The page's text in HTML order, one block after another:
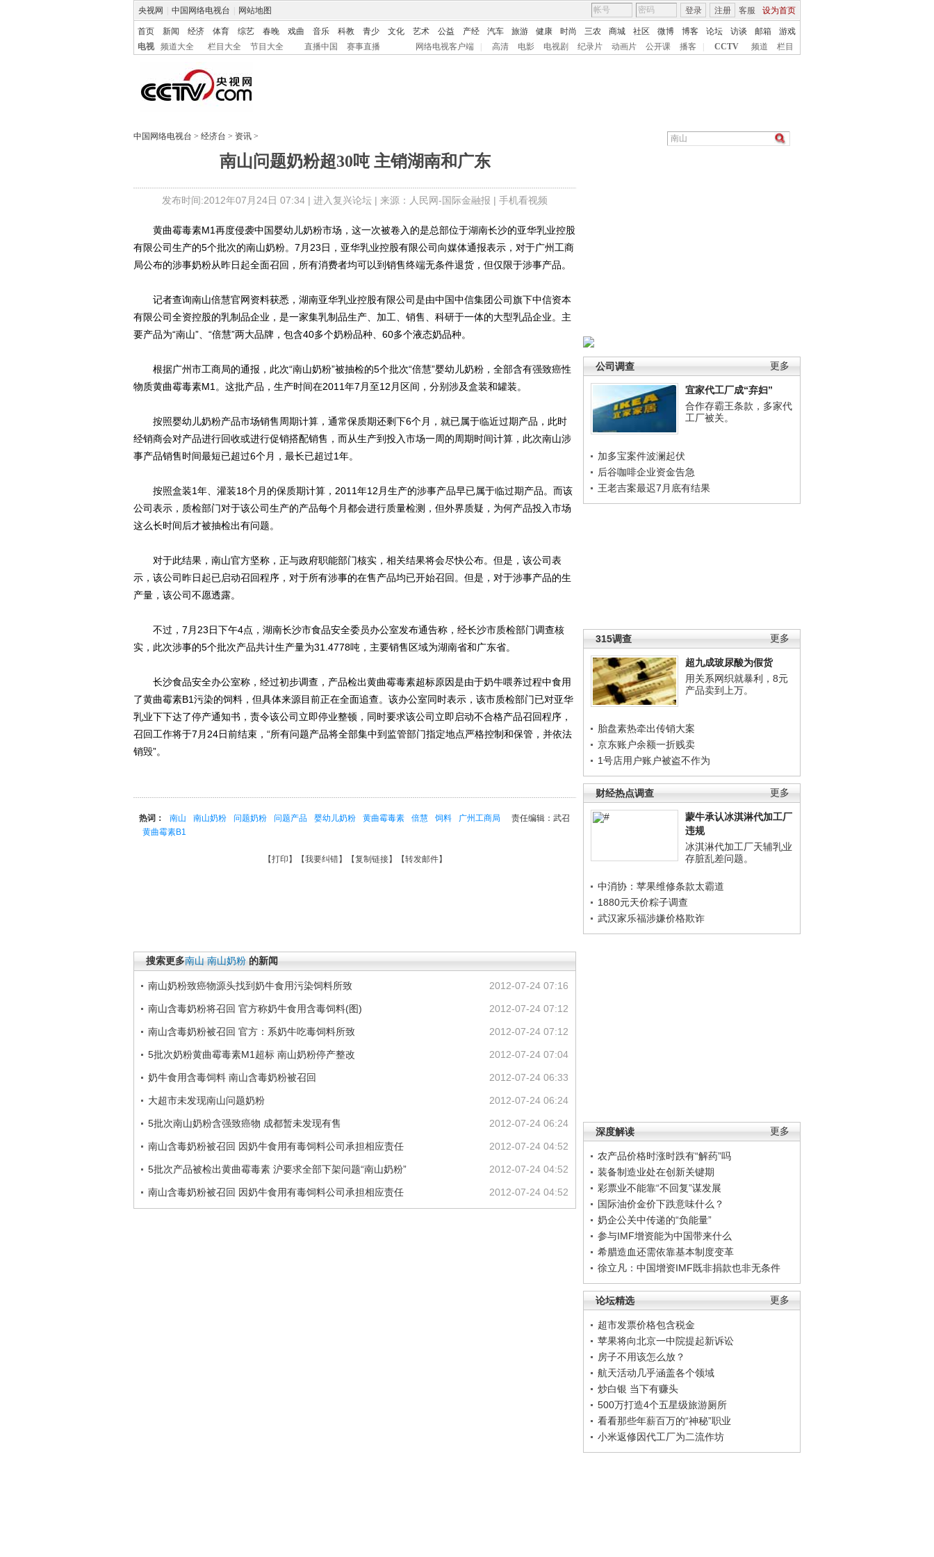
央视网 中国网络电视台 网站地图 客服 设为首页
登录 注册
首页 新闻 经济 体育 综艺 春晚 戏曲 音乐 科教 青少 文化 艺术 公益 产经 汽车 旅游 健康 时尚 三农 商城 社区 微博 博客 论坛 访谈 邮箱
游戏
电视
频道大全 栏目大全 节目大全 直播中国 赛事直播 网络电视客户端 高清 电影 电视剧 纪录片 动画片 公开课 播客 CCTV 频道 栏目
中国网络电视台 > 经济台 > 资讯 >
南山问题奶粉超30吨 主销湖南和广东
发布时间:2012年07月24日 07:34 | 进入复兴论坛 | 来源：人民网-国际金融报 | 手机看视频
更多
公司调查
宜家代工厂成“弃妇”
合作存霸王条款，多家代
工厂被关。
加多宝案件波澜起伏
后谷咖啡企业资金告急
王老吉案最迟7月底有结果
更多
315调查
超九成玻尿酸为假货
用关系网织就暴利，8元
产品卖到上万。
胎盘素热牵出传销大案
京东账户余额一折贱卖
1号店用户账户被盗不作为
更多
财经热点调查
蒙牛承认冰淇淋代加工厂
违规
冰淇淋代加工厂天辅乳业
存脏乱差问题。
中消协：苹果维修条款太霸道
1880元天价粽子调查
武汉家乐福涉嫌价格欺诈
更多
深度解读
农产品价格时涨时跌有“解药”吗
装备制造业处在创新关键期
彩票业不能靠“不回复”谋发展
国际油价金价下跌意味什么？
奶企公关中传递的“负能量”
参与IMF增资能为中国带来什么
希腊造血还需依靠基本制度变革
徐立凡：中国增资IMF既非捐款也非无条件
更多
论坛精选
超市发票价格包含税金
苹果将向北京一中院提起新诉讼
房子不用该怎么放？
航天活动几乎涵盖各个领域
炒白银 当下有赚头
500万打造4个五星级旅游厕所
看看那些年薪百万的“神秘”职业
小米返修因代工厂为二流作坊
黄曲霉毒素M1再度侵袭中国婴幼儿奶粉市场，这一次被卷入的是总部位于湖南长沙的亚华乳业控股
有限公司生产的5个批次的南山奶粉。7月23日，亚华乳业控股有限公司向媒体通报表示，对于广州工商
局公布的涉事奶粉从昨日起全面召回，所有消费者均可以到销售终端无条件退货，但仅限于涉事产品。
记者查询南山倍慧官网资料获悉，湖南亚华乳业控股有限公司是由中国中信集团公司旗下中信资本
有限公司全资控股的乳制品企业，是一家集乳制品生产、加工、销售、科研于一体的大型乳品企业。主
要产品为“南山”、“倍慧”两大品牌，包含40多个奶粉品种、60多个液态奶品种。
根据广州市工商局的通报，此次“南山奶粉”被抽检的5个批次“倍慧”婴幼儿奶粉，全部含有强致癌性
物质黄曲霉毒素M1。这批产品，生产时间在2011年7月至12月区间，分别涉及盒装和罐装。
按照婴幼儿奶粉产品市场销售周期计算，通常保质期还剩下6个月，就已属于临近过期产品，此时
经销商会对产品进行回收或进行促销搭配销售，而从生产到投入市场一周的周期时间计算，此次南山涉
事产品销售时间最短已超过6个月，最长已超过1年。
按照盒装1年、灌装18个月的保质期计算，2011年12月生产的涉事产品早已属于临过期产品。而该
公司表示，质检部门对于该公司生产的产品每个月都会进行质量检测，但外界质疑，为何产品投入市场
这么长时间后才被抽检出有问题。
对于此结果，南山官方坚称，正与政府职能部门核实，相关结果将会尽快公布。但是，该公司表
示，该公司昨日起已启动召回程序，对于所有涉事的在售产品均已开始召回。但是，对于涉事产品的生
产量，该公司不愿透露。
不过，7月23日下午4点，湖南长沙市食品安全委员办公室发布通告称，经长沙市质检部门调查核
实，此次涉事的5个批次产品共计生产量为31.4778吨，主要销售区域为湖南省和广东省。
长沙食品安全办公室称，经过初步调查，产品检出黄曲霉毒素超标原因是由于奶牛喂养过程中食用
了黄曲霉素B1污染的饲料，但具体来源目前正在全面追查。该办公室同时表示，该市质检部门已对亚华
乳业下下达了停产通知书，责令该公司立即停业整顿，同时要求该公司立即启动不合格产品召回程序，
召回工作将于7月24日前结束，“所有问题产品将全部集中到监管部门指定地点严格控制和保管，并依法
销毁”。
责任编辑：武召
热词： 南山 南山奶粉 问题奶粉 问题产品 婴幼儿奶粉 黄曲霉毒素 倍慧 饲料
广州工商局
黄曲霉素B1
【打印 】【我要纠错】【复制链接】【转发邮件】
搜索更多南山 南山奶粉 的新闻
2012-07-24 07:16
南山奶粉致癌物源头找到奶牛食用污染饲料所致
2012-07-24 07:12
南山含毒奶粉将召回 官方称奶牛食用含毒饲料(图)
2012-07-24 07:12
南山含毒奶粉被召回 官方：系奶牛吃毒饲料所致
2012-07-24 07:04
5批次奶粉黄曲霉毒素M1超标 南山奶粉停产整改
2012-07-24 06:33
奶牛食用含毒饲料 南山含毒奶粉被召回
2012-07-24 06:24
大超市未发现南山问题奶粉
2012-07-24 06:24
5批次南山奶粉含强致癌物 成都暂未发现有售
2012-07-24 04:52
南山含毒奶粉被召回 因奶牛食用有毒饲料公司承担相应责任
2012-07-24 04:52
5批次产品被检出黄曲霉毒素 沪要求全部下架问题“南山奶粉”
2012-07-24 04:52
南山含毒奶粉被召回 因奶牛食用有毒饲料公司承担相应责任